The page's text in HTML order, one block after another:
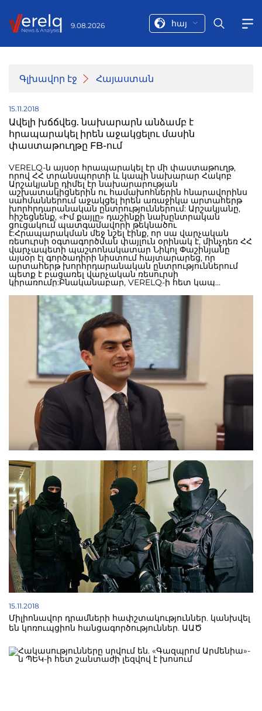
9.08.2026 հայ
Գլխավոր էջ Հայաստան
15.11.2018
Ավելի խճճվեց. նախարարն անձամբ է
հրապարակել իրեն աջակցելու մասին
փաստաթուղթը FB-ում
VERELQ-ն այսօր հրապարակել էր մի փաստաթուղթ,
որով ՀՀ տրանսպորտի և կապի նախարար Հակոբ
Արշակյանը դիմել էր նախարարության
աշխատակիցներին ու համախոհներին հնարավորինս
սահմաններում աջակցել իրեն առաջիկա արտահերթ
խորհրդարանական ընտրություններում: Արշակյանը,
հիշեցնենք, «Իմ քայլը» դաշինքի նախընտրական
ցուցակում պատգամավորի թեկնածու
է:Հրապարակման մեջ նշել էինք, որ սա վարչական
ռեսուրսի օգտագործման փայլուն օրինակ է, մինչդեռ ՀՀ
վարչապետի պաշտոնակատար Նիկոլ Փաշինյանը
այսօր էլ գործադիրի նիստում հայտարարեց, որ
արտահերթ խորհրդարանական ընտրություններում
պետք է բացառել վարչական ռեսուրսի
կիրառումը:Բնականաբար, VERELQ-ի հետ կապ
հրապարակած հարցաթերթիկը որևէ գաղտնի բան
իրենից չի ներկայացնում և նախարարը դեռ երեկ
անձամբ այն հրապարակել է Facebook-ի իր էջում:
«Հարցաթերթիկ ասվածը հրապարակվել է նախարարի
ՖԲ էջում, որով նա դիմում է իր կողմնակիցներին ու
աջակիցներին: Դա որևէ գաղտնի փաստաթուղթ չէ»,-
փոխանցեց մեզ նախարարության ներկայացուցիչը:
Միևնույն ժամանակ նա նշեց, որ աջակցության այդ
փաստաթուղթը միայն նախարարության
աշխատակիցներին չէ, որ ուղղված է, այլ բոլորին:Մեր
կողմից նախարարության ներկայացուցչին ասացինք,
որ փաստաթուղթը հրապարակելը ոչ թե հետապնդում
էր այն նպատակը գաղտնազերծել առհասարակ նման
փաստաթղթի գոյությունը, այլ ի ցույց դնել այն, որ
նախարար Հակոբ Արշակյանը վարչական ռեսուրս է
օգտագործում: Իսկ եթե նա այն հրապարակել է իր
Fabebook-յան էջում, ապա դա նման փաստաթուղթը էլ
ավելի ուշագրավ է դարձնում, քանի որ ստացվում է, որ
նախարարը չի էլ խորշում այդ փաստը հրապարակել:
կողմից ընկալվում է իբրև նորմալ երևույթ:«Ի վերջո,
ընդունո՞ւմ եք, որ սա վարչական ռեսուրսի կիրառման
դասական օրինակ է»,- հարցրեցինք մեզ
զրուցակցին:Բայց, թերևս, այս հարցը անձամբ ուղղենք
նախարար Հակոբ Արշակյանին: Փաստենք, որ սա
ուշագրավ պարզաբանում է նախարարության կողմից,
որն ավելի շատ է բարդացնում նախարարի
իրավիճակը, քան եթե այդ հանձնարարականը արվեն
ներքին կարգով ու միայն նախարարության
աշխատակիցների շրջանում: Հիշեցնենք, որ վերոնշյալ
հարցաթերթիկում հարց է տրվում աշխատակիցներին՝
ի՞նչ աջակցություն են նրանք պատրաստվում
ցուցաբերել նախարար Հակոբ Արշակյանին, գուցե
ֆինանսական և գրված է անգամ ֆինանսական
աջակցության չափը՝ 7 հազար, 14 հազար կամ նույնիսկ
71 հազար և ավելի, և այլն:
15.11.2018
Միլիոնավոր դրամների հափշտակություններ. կանխվել
են կոռուպցիոն հանցագործություններ. ԱԱԾ